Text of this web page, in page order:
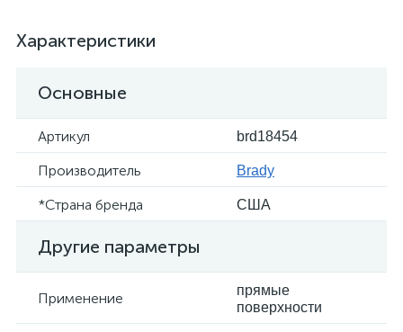
Характеристики
Основные
Артикул brd18454
Производитель Brady
*Страна бренда США
Другие параметры
Применение
прямые
поверхности